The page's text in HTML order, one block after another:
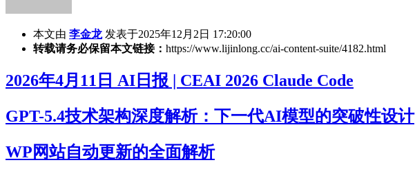
本文由 李金龙 发表于2025年12月2日 17:20:00
转载请务必保留本文链接： https://www.lijinlong.cc/ai-content-suite/4182.html
2026年4月11日 AI日报 | CEAI 2026 Claude Code
GPT-5.4技术架构深度解析：下一代AI模型的突破性设计
WP网站自动更新的全面解析